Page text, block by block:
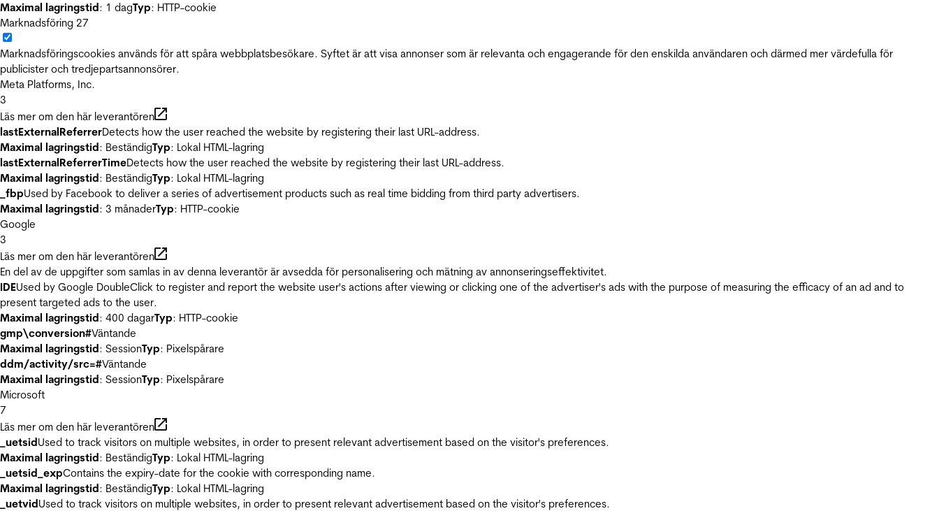
Maximal lagringstid: 1 dagTyp: HTTP-cookie
Marknadsföring 27
Marknadsföringscookies används för att spåra webbplatsbesökare. Syftet är att visa annonser som är relevanta och engagerande för den enskilda användaren och därmed mer värdefulla för
publicister och tredjepartsannonsörer.
Meta Platforms, Inc.
3
Läs mer om den här leverantören
lastExternalReferrerDetects how the user reached the website by registering their last URL-address.
Maximal lagringstid: BeständigTyp: Lokal HTML-lagring
lastExternalReferrerTimeDetects how the user reached the website by registering their last URL-address.
Maximal lagringstid: BeständigTyp: Lokal HTML-lagring
_fbpUsed by Facebook to deliver a series of advertisement products such as real time bidding from third party advertisers.
Maximal lagringstid: 3 månaderTyp: HTTP-cookie
Google
3
Läs mer om den här leverantören
En del av de uppgifter som samlas in av denna leverantör är avsedda för personalisering och mätning av annonseringseffektivitet.
IDEUsed by Google DoubleClick to register and report the website user's actions after viewing or clicking one of the advertiser's ads with the purpose of measuring the efficacy of an ad and to
present targeted ads to the user.
Maximal lagringstid: 400 dagarTyp: HTTP-cookie
gmp\conversion#Väntande
Maximal lagringstid: SessionTyp: Pixelspårare
ddm/activity/src=#Väntande
Maximal lagringstid: SessionTyp: Pixelspårare
Microsoft
7
Läs mer om den här leverantören
_uetsidUsed to track visitors on multiple websites, in order to present relevant advertisement based on the visitor's preferences.
Maximal lagringstid: BeständigTyp: Lokal HTML-lagring
_uetsid_expContains the expiry-date for the cookie with corresponding name.
Maximal lagringstid: BeständigTyp: Lokal HTML-lagring
_uetvidUsed to track visitors on multiple websites, in order to present relevant advertisement based on the visitor's preferences.